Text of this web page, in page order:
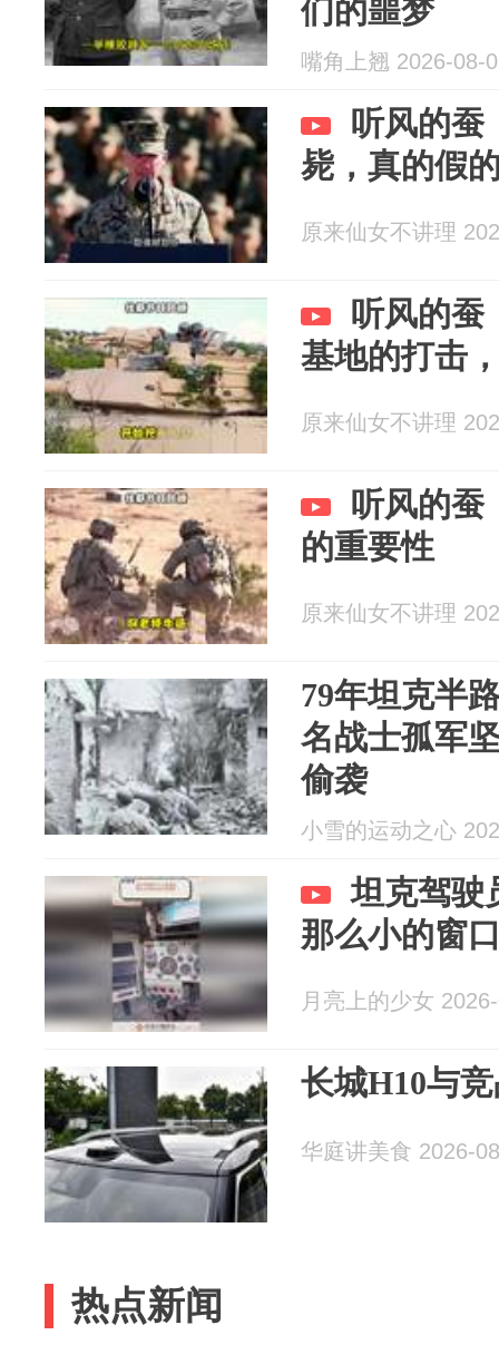
们的噩梦
嘴角上翘 2026-08-
听风的蚕
毙，真的假
原来仙女不讲理
听风的蚕
基地的打击
原来仙女不讲理
听风的蚕
的重要性
原来仙女不讲理
79年坦克半
名战士孤军
偷袭
小雪的运动之心
坦克驾驶
那么小的窗
月亮上的少女
长城H10与
华庭讲美食 2026-
热点新闻